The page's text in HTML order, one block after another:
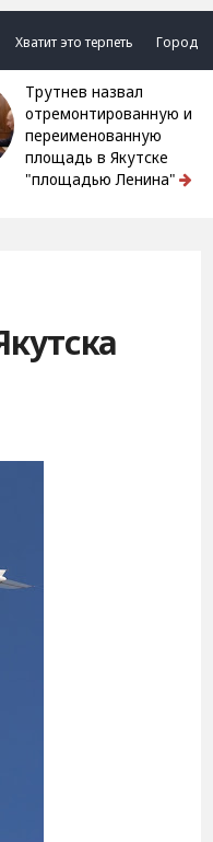
Хватит это терпеть Город
Трутнев назвал
отремонтированную и
переименованную
площадь в Якутске
"площадью Ленина"